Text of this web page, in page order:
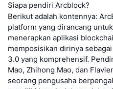
Siapa pendiri Arcblock?
Berikut adalah kontennya:
platform yang dirancang
menerapkan aplikasi
memposisikan dirinya
3.0 yang komprehensif.
Mao, Zhihong Mao, dan
seorang pengusaha